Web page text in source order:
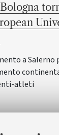
a Salerno
atleti